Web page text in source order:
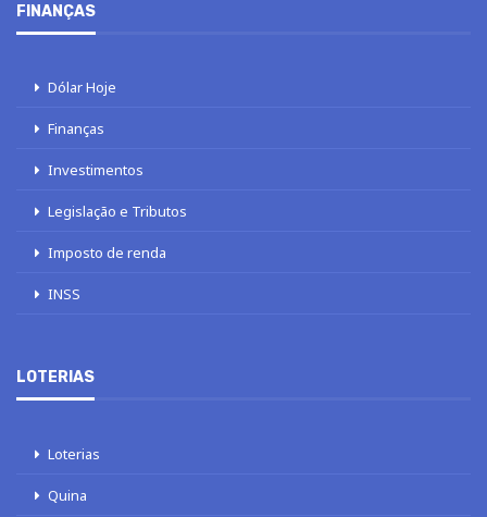
FINANÇAS
Dólar Hoje
Finanças
Investimentos
Legislação e Tributos
Imposto de renda
INSS
LOTERIAS
Loterias
Quina